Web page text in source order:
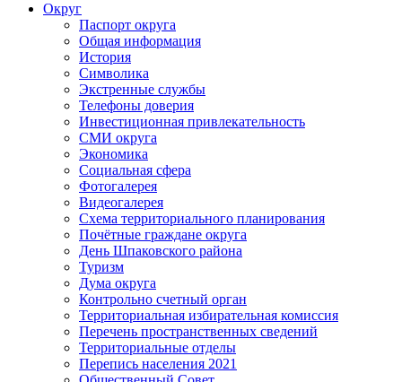
Округ
Паспорт округа
Общая информация
История
Символика
Экстренные службы
Телефоны доверия
Инвестиционная привлекательность
СМИ округа
Экономика
Социальная сфера
Фотогалерея
Видеогалерея
Схема территориального планирования
Почётные граждане округа
День Шпаковского района
Туризм
Дума округа
Контрольно счетный орган
Территориальная избирательная комиссия
Перечень пространственных сведений
Территориальные отделы
Перепись населения 2021